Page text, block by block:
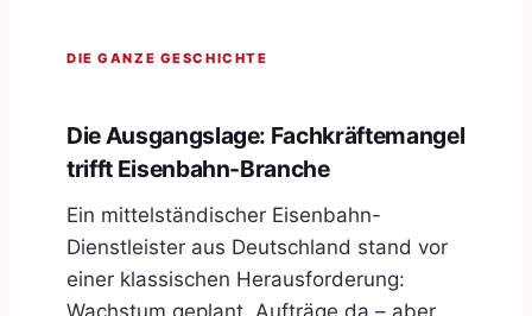
DIE GANZE GESCHICHTE
Die Ausgangslage: Fachkräftemangel
trifft Eisenbahn-Branche
Ein mittelständischer Eisenbahn-
Dienstleister aus Deutschland stand vor
einer klassischen Herausforderung:
Wachstum geplant, Aufträge da – aber